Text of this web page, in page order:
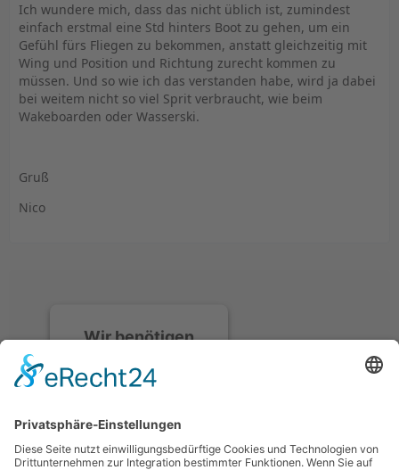
Ich wundere mich, dass das nicht üblich ist, zumindest
einfach erstmal eine Std hinters Boot zu gehen, um ein
Gefühl fürs Fliegen zu bekommen, anstatt gleichzeitig mit
Wing und Position und Richtung zurecht kommen zu
müssen. Und so wie ich das verstanden habe, wird ja dabei
bei weitem nicht so viel Sprit verbraucht, wie beim
Wakeboarden oder Wasserski.
Gruß
Nico
Wir benötigen
Zustimmung, um
Service zu laden!
Wir verwenden